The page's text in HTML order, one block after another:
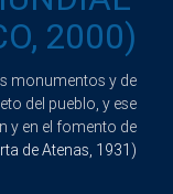
2000)
monumentos y de
del pueblo, y ese
y en el fomento de
de Atenas, 1931)